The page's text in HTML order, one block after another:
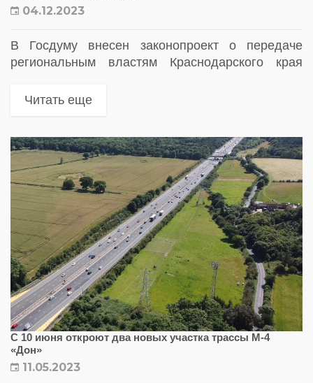
04.12.2023
В Госдуму внесен законопроект о передаче
региональным властям Краснодарского края
правил парковки. Автором инициативы
Читать еще
С 10 июня откроют два новых участка трассы М-4
«Дон»
11.05.2023